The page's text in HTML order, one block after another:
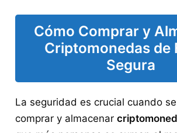
Cómo Comprar y
Criptomonedas de
Segura
La seguridad es crucial cuando
comprar y almacenar